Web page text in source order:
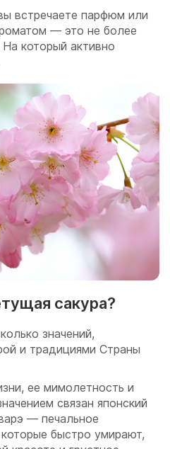
встречаете парфюм или
— это не более
который активно
сакура?
значений,
и традициями Страны
ее мимолетность и
связан японский
— печальное
быстро умирают,